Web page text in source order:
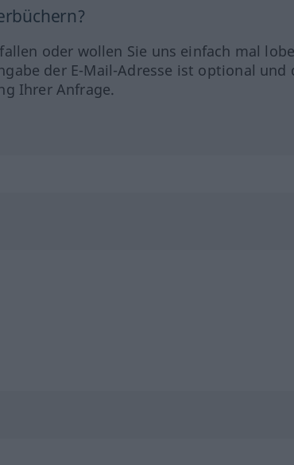
oder wollen Sie uns einfach mal
der E-Mail-Adresse ist optional und
Ihrer Anfrage.